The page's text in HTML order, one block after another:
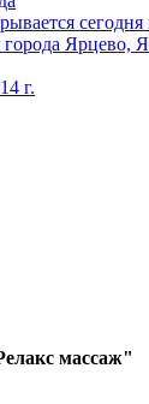
Ярцево,
г.
массаж"